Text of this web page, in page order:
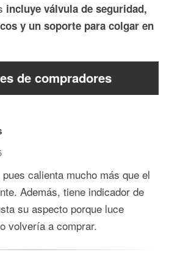
incluye válvula de seguridad,
y un soporte para colgar en
de compradores
calienta mucho más que el
Además, tiene indicador de
su aspecto porque luce
volvería a comprar.